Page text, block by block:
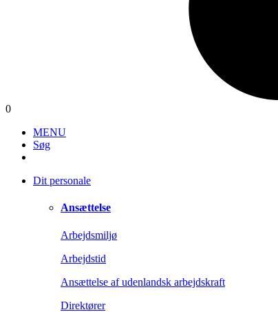
0
MENU
Søg
Dit personale
Ansættelse
Arbejdsmiljø
Arbejdstid
Ansættelse af udenlandsk arbejdskraft
Direktører